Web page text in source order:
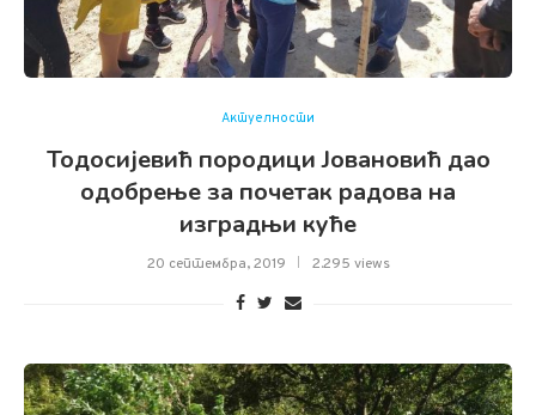
Актуелности
Тодосијевић породици Јовановић дао
одобрење за почетак радова на
изградњи куће
20 септембра, 2019 2.295 views